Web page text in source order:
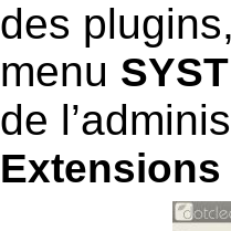
des
menu
de
Extensions